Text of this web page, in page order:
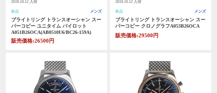
2019.10.12 入荷
新品 メンズ
ブライトリング トランスオーシャン スー
パーコピー ユニタイム パイロット
A051B26OCA(AB0510U6/BC26-159A)
販売価格:26500円
2019.10.12 入荷
新品 メンズ
ブライトリング トランスオーシャン スー
パーコピー クロノグラフA053B26OCA
販売価格:29500円